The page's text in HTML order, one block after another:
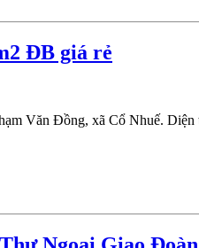
ĐB giá rẻ
Văn Đồng, xã Cổ Nhuế.